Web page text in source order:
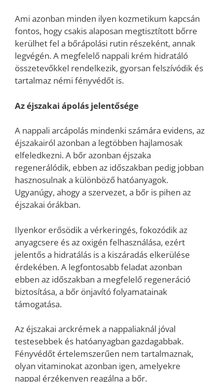
Ami azonban minden ilyen kozmetikum kapcsán
fontos, hogy csakis alaposan megtisztított bőrre
kerülhet fel a bőrápolási rutin részeként, annak
legvégén. A megfelelő nappali krém hidratáló
összetevőkkel rendelkezik, gyorsan felszívódik és
tartalmaz némi fényvédőt is.
Az éjszakai ápolás jelentősége
A nappali arcápolás mindenki számára evidens, az
éjszakairól azonban a legtöbben hajlamosak
elfeledkezni. A bőr azonban éjszaka
regenerálódik, ebben az időszakban pedig jobban
hasznosulnak a különböző hatóanyagok.
Ugyanúgy, ahogy a szervezet, a bőr is pihen az
éjszakai órákban.
Ilyenkor erősödik a vérkeringés, fokozódik az
anyagcsere és az oxigén felhasználása, ezért
jelentős a hidratálás is a kiszáradás elkerülése
érdekében. A legfontosabb feladat azonban
ebben az időszakban a megfelelő regeneráció
biztosítása, a bőr önjavító folyamatainak
támogatása.
Az éjszakai arckrémek a nappaliaknál jóval
testesebbek és hatóanyagban gazdagabbak.
Fényvédőt értelemszerűen nem tartalmaznak,
olyan vitaminokat azonban igen, amelyekre
nappal érzékenyen reagálna a bőr.